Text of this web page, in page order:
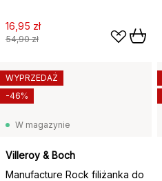
16,95 zł
54,90 zł
W magazynie
Villeroy & Boch
Manufacture Rock filiżanka do
WYPRZEDAŻ
-46%